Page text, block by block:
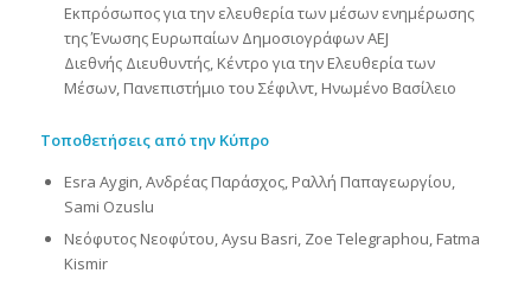
Εκπρόσωπος για την ελευθερία των μέσων ενημέρωσης
της Ένωσης Ευρωπαίων Δημοσιογράφων AEJ
Διεθνής Διευθυντής, Κέντρο για την Ελευθερία των
Μέσων, Πανεπιστήμιο του Σέφιλντ, Ηνωμένο Βασίλειο
Τοποθετήσεις από την Κύπρο
Esra Aygin, Ανδρέας Παράσχος, Ραλλή Παπαγεωργίου,
Sami Ozuslu
Νεόφυτος Νεοφύτου, Aysu Basri, Zoe Telegraphou, Fatma
Kismir